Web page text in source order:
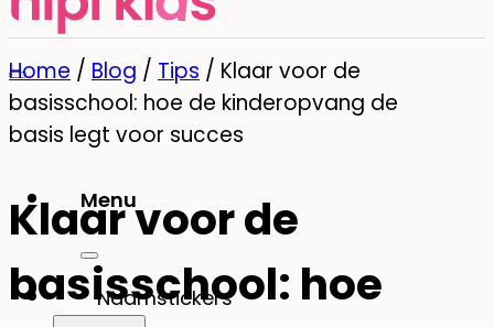
Menu
Naamstickers
Home / Blog / Tips / Klaar voor de
basisschool: hoe de kinderopvang de
basis legt voor succes
Klaar voor de
basisschool: hoe